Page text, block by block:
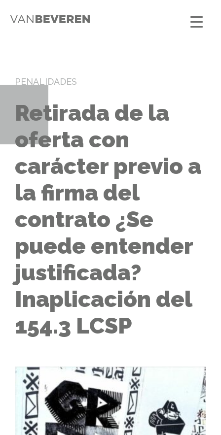
PENALIDADES
Retirada de la
oferta con
carácter previo a
la firma del
contrato ¿Se
puede entender
justificada?
Inaplicación del
154.3 LCSP